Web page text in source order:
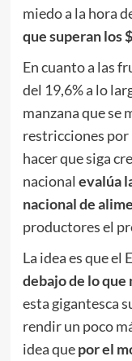
miedo a la hora
que superan los
En cuanto a las
del 19,6% a lo
manzana que se
restricciones
hacer que siga
nacional evalúa
nacional de
productores el
La idea es que el
debajo de lo que
esta gigantesca
rendir un poco
idea quepor el